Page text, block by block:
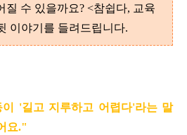
질 수 있을까요? <참쉽다, 교육
이야기를 들려드립니다.
'길고 지루하고 어렵다'라는 말
요."